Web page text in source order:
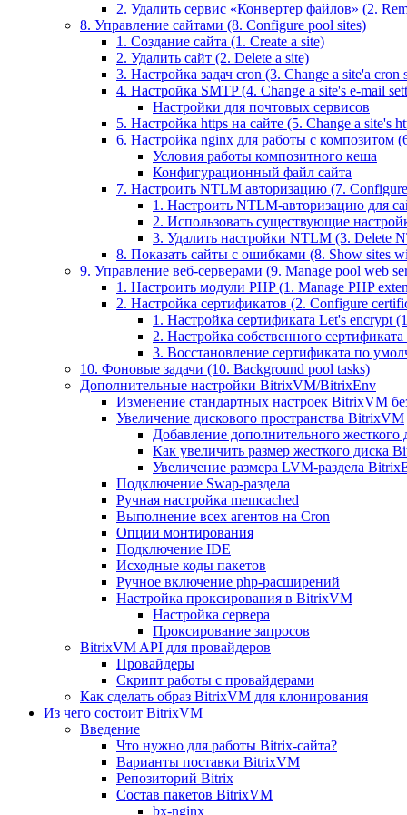
2. Удалить сервис «Конвертер файлов» (2.
8. Управление сайтами (8. Configure pool sites)
1. Создание сайта (1. Create a site)
2. Удалить сайт (2. Delete a site)
3. Настройка задач cron (3. Change a site'a cron
4. Настройка SMTP (4. Change a site's e-mail
Настройки для почтовых сервисов
5. Настройка https на сайте (5. Change a site's
6. Настройка nginx для работы с композитом
Условия работы композитного кеша
Конфигурационный файл сайта
7. Настроить NTLM авторизацию (7.
1. Настроить NTLM-авторизацию для
2. Использовать существующие
3. Удалить настройки NTLM (3. Delete
8. Показать сайты с ошибками (8. Show sites
9. Управление веб-серверами (9. Manage pool web
1. Настроить модули PHP (1. Manage PHP
2. Настройка сертификатов (2. Configure
1. Настройка сертификата Let's encrypt
2. Настройка собственного
3. Восстановление сертификата по
10. Фоновые задачи (10. Background pool tasks)
Дополнительные настройки BitrixVM/BitrixEnv
Изменение стандартных настроек BitrixVM
Увеличение дискового пространства BitrixVM
Добавление дополнительного
Как увеличить размер жесткого диска
Увеличение размера LVM-раздела
Подключение Swap-раздела
Ручная настройка memcached
Выполнение всех агентов на Cron
Опции монтирования
Подключение IDE
Исходные коды пакетов
Ручное включение php-расширений
Настройка проксирования в BitrixVM
Настройка сервера
Проксирование запросов
BitrixVM API для провайдеров
Провайдеры
Скрипт работы с провайдерами
Как сделать образ BitrixVM для клонирования
Из чего состоит BitrixVM
Введение
Что нужно для работы Bitrix-сайта?
Варианты поставки BitrixVM
Репозиторий Bitrix
Состав пакетов BitrixVM
bx-nginx